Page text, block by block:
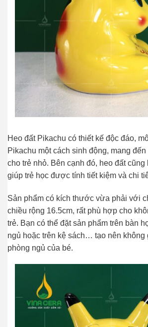
Heo đất Pikachu có thiết kế độc đáo,
Pikachu một cách sinh động, mang
cho trẻ nhỏ. Bên cạnh đó, heo đất cũng
giúp trẻ học được tính tiết kiệm và chi
Sản phẩm có kích thước vừa phải với
chiều rộng 16.5cm, rất phù hợp cho
trẻ. Bạn có thể đặt sản phẩm trên bàn
ngủ hoặc trên kệ sách… tạo nên không
phòng ngủ của bé.